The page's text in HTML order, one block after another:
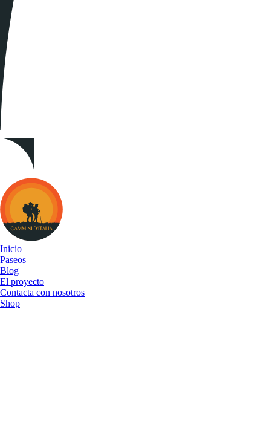
Cammini
d&#039;Italia
Inicio
Paseos
Blog
El proyecto
Contacta con nosotros
Shop